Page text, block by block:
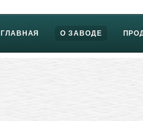
ГЛАВНАЯ О ЗАВОДЕ